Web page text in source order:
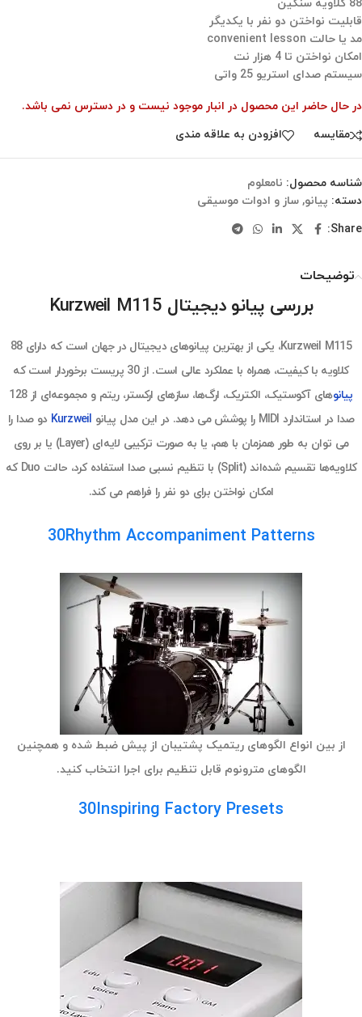
88 کلاویه سنگین
قابلیت نواختن دو نفر با یکدیگر
مد یا حالت convenient lesson
امکان نواختن تا 4 هزار نت
سیستم صدای استریو 25 واتی
در حال حاضر این محصول در انبار موجود نیست و در دسترس نمی باشد.
مقایسه
افزودن به علاقه مندی
شناسه محصول: نامعلوم
دسته: پیانو, ساز و ادوات موسیقی
Share:
توضیحات
بررسی پیانو دیجیتال Kurzweil M115
Kurzweil M115، یکی از بهترین پیانوهای دیجیتال در جهان است که دارای 88
کلاویه با کیفیت، همراه با عملکرد عالی است. از 30 پریست برخوردار است که
پیانو
های آکوستیک، الکتریک، ارگ‌ها، سازهای ارکستر، ریتم و مجموعه‌ای از 128
صدا در استاندارد MIDI را پوشش می دهد. در این مدل پیانو
Kurzweil دو صدا را
می توان به طور همزمان با هم، یا به صورت ترکیبی لایه‌ای (Layer) یا بر روی
کلاویه‌ها تقسیم شده‌اند (Split)
با تنظیم نسبی صدا استفاده کرد،
حالت Duo که
امکان نواختن برای دو نفر را فراهم می کند.
30Rhythm Accompaniment Patterns
از بین انواع الگوهای ریتمیک پشتیبان از پیش ضبط شده و همچنین
الگوهای مترونوم قابل تنظیم برای اجرا انتخاب کنید.
30Inspiring Factory Presets